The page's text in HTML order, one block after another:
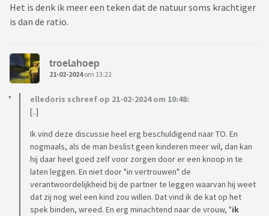
Het is denk ik meer een teken dat de natuur soms krachtiger
is dan de ratio.
troelahoep
21-02-2024om 13:22
elledoris schreef op 21-02-2024 om 10:48:
[..]
Ik vind deze discussie heel erg beschuldigend naar TO. En
nogmaals, als de man beslist geen kinderen meer wil, dan kan
hij daar heel goed zelf voor zorgen door er een knoop in te
laten leggen. En niet door "in vertrouwen" de
verantwoordelijkheid bij de partner te leggen waarvan hij weet
dat zij nog wel een kind zou willen. Dat vind ik de kat op het
spek binden, wreed. En erg minachtend naar de vrouw, "ik